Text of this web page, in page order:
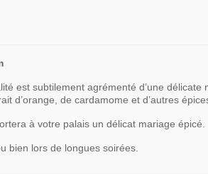
est subtilement agrémenté d’une délicate
d’orange, de cardamome et d’autres
à votre palais un délicat mariage épicé.
bien lors de longues soirées.